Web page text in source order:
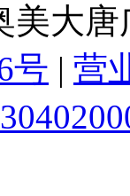
美大
号 | 营